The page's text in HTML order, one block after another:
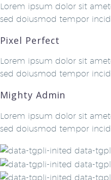
Lorem ipsum dolor sit
sed doiusmod tempor incid
Pixel Perfect
Lorem ipsum dolor sit
sed doiusmod tempor incid
Mighty Admin
Lorem ipsum dolor sit
sed doiusmod tempor incid